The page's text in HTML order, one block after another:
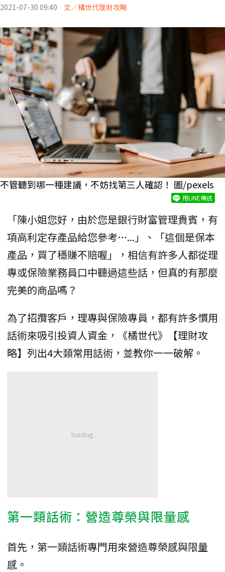
2021-07-30 09:40 文／橘世代理財攻略
不管聽到哪一種建議，不妨找第三人確認！ 圖/pexels
用LINE傳送
「陳小姐您好，由於您是銀行財富管理貴賓，有
項高利定存產品給您參考…...」、「這個是保本
產品，買了穩賺不賠喔」，相信有許多人都從理
專或保險業務員口中聽過這些話，但真的有那麼
完美的商品嗎？
為了招攬客戶，理專與保險專員，都有許多慣用
話術來吸引投資人資金，《橘世代》【理財攻
略】列出4大類常用話術，並教你一一破解。
第一類話術：營造尊榮與限量感
首先，第一類話術專門用來營造尊榮感與限量
感。